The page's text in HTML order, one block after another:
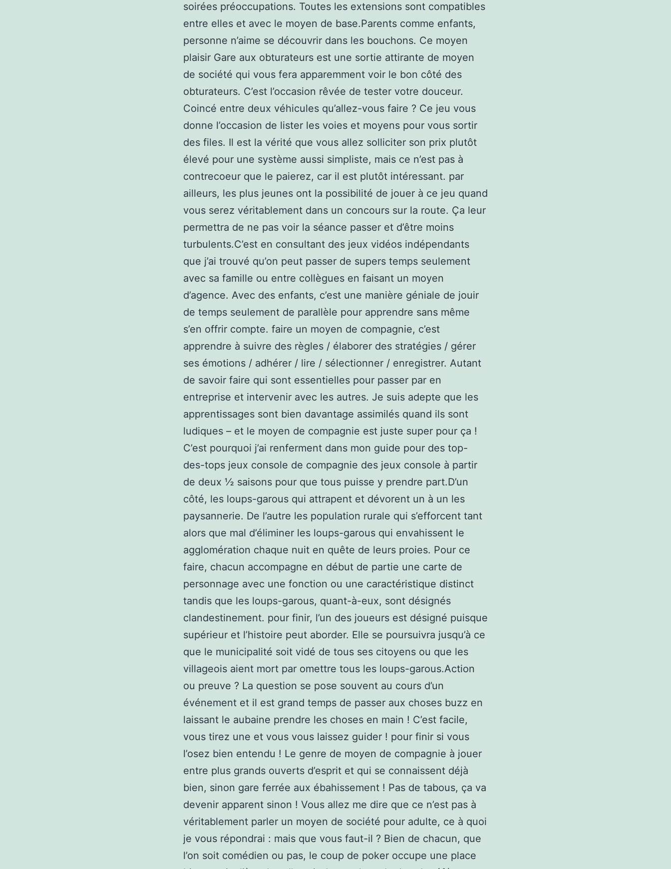
soirées préoccupations. Toutes les extensions sont compatibles
entre elles et avec le moyen de base.Parents comme enfants,
personne n’aime se découvrir dans les bouchons. Ce moyen
plaisir Gare aux obturateurs est une sortie attirante de moyen
de société qui vous fera apparemment voir le bon côté des
obturateurs. C’est l’occasion rêvée de tester votre douceur.
Coincé entre deux véhicules qu’allez-vous faire ? Ce jeu vous
donne l’occasion de lister les voies et moyens pour vous sortir
des files. Il est la vérité que vous allez solliciter son prix plutôt
élevé pour une système aussi simpliste, mais ce n’est pas à
contrecoeur que le paierez, car il est plutôt intéressant. par
ailleurs, les plus jeunes ont la possibilité de jouer à ce jeu quand
vous serez véritablement dans un concours sur la route. Ça leur
permettra de ne pas voir la séance passer et d’être moins
turbulents.C’est en consultant des jeux vidéos indépendants
que j’ai trouvé qu’on peut passer de supers temps seulement
avec sa famille ou entre collègues en faisant un moyen
d’agence. Avec des enfants, c’est une manière géniale de jouir
de temps seulement de parallèle pour apprendre sans même
s’en offrir compte. faire un moyen de compagnie, c’est
apprendre à suivre des règles / élaborer des stratégies / gérer
ses émotions / adhérer / lire / sélectionner / enregistrer. Autant
de savoir faire qui sont essentielles pour passer par en
entreprise et intervenir avec les autres. Je suis adepte que les
apprentissages sont bien davantage assimilés quand ils sont
ludiques – et le moyen de compagnie est juste super pour ça !
C’est pourquoi j’ai renferment dans mon guide pour des top-
des-tops jeux console de compagnie des jeux console à partir
de deux ½ saisons pour que tous puisse y prendre part.D’un
côté, les loups-garous qui attrapent et dévorent un à un les
paysannerie. De l’autre les population rurale qui s’efforcent tant
alors que mal d’éliminer les loups-garous qui envahissent le
agglomération chaque nuit en quête de leurs proies. Pour ce
faire, chacun accompagne en début de partie une carte de
personnage avec une fonction ou une caractéristique distinct
tandis que les loups-garous, quant-à-eux, sont désignés
clandestinement. pour finir, l’un des joueurs est désigné puisque
supérieur et l’histoire peut aborder. Elle se poursuivra jusqu’à ce
que le municipalité soit vidé de tous ses citoyens ou que les
villageois aient mort par omettre tous les loups-garous.Action
ou preuve ? La question se pose souvent au cours d’un
événement et il est grand temps de passer aux choses buzz en
laissant le aubaine prendre les choses en main ! C’est facile,
vous tirez une et vous vous laissez guider ! pour finir si vous
l’osez bien entendu ! Le genre de moyen de compagnie à jouer
entre plus grands ouverts d’esprit et qui se connaissent déjà
bien, sinon gare ferrée aux ébahissement ! Pas de tabous, ça va
devenir apparent sinon ! Vous allez me dire que ce n’est pas à
véritablement parler un moyen de société pour adulte, ce à quoi
je vous répondrai : mais que vous faut-il ? Bien de chacun, que
l’on soit comédien ou pas, le coup de poker occupe une place